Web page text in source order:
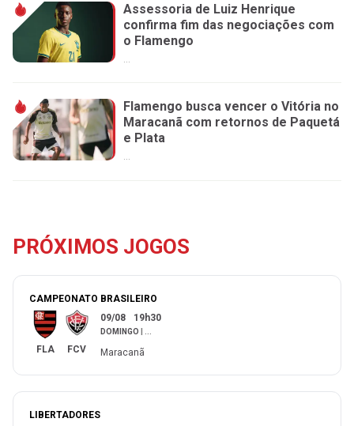
Assessoria de Luiz Henrique
confirma fim das negociações com
o Flamengo
...
Flamengo busca vencer o Vitória no
Maracanã com retornos de Paquetá
e Plata
...
PRÓXIMOS JOGOS
CAMPEONATO BRASILEIRO
FLA FCV
09/08 19h30
DOMINGO
Maracanã
LIBERTADORES